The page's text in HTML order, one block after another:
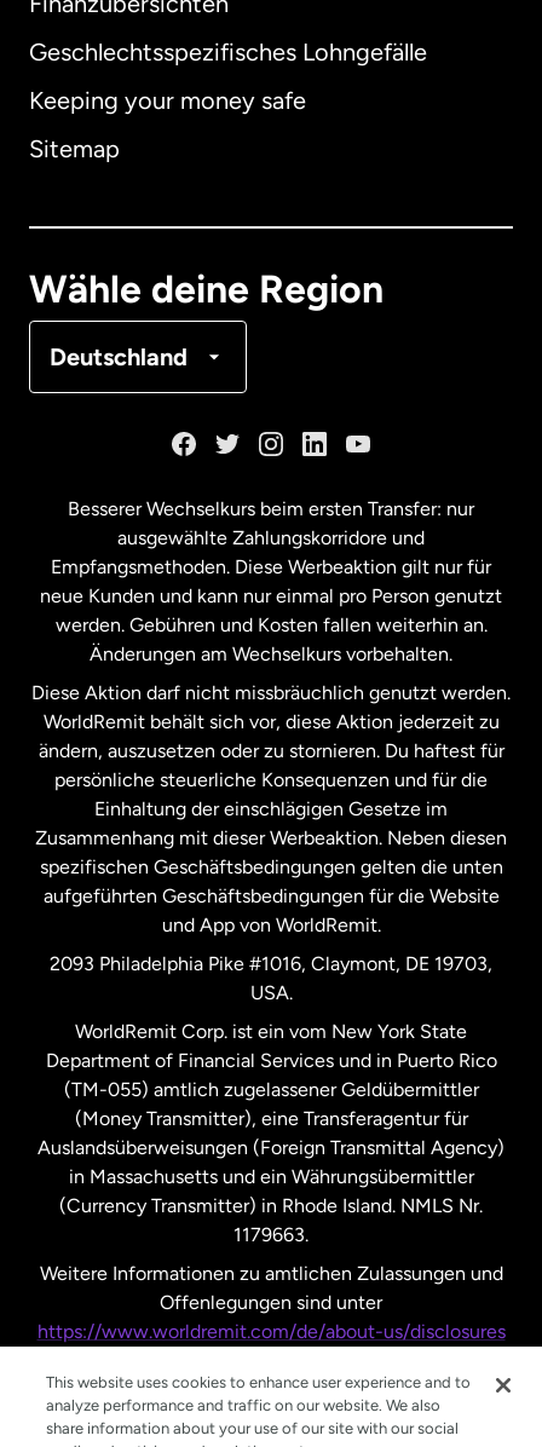
Geschlechtsspezifisches Lohngefälle
Keeping your money safe
Sitemap
Wähle deine Region
Deutschland
Australien
Malaysia
Neuseeland
Niederlande
Schweden
Spanien
Vereinigte Staaten English
Vereinigte Staaten
Vereinigtes Königreich
Besserer Wechselkurs beim ersten Transfer: nur
ausgewählte Zahlungskorridore und
Empfangsmethoden. Diese Werbeaktion gilt nur für
neue Kunden und kann nur einmal pro Person genutzt
werden. Gebühren und Kosten fallen weiterhin an.
Änderungen am Wechselkurs vorbehalten.
Diese Aktion darf nicht missbräuchlich genutzt werden.
WorldRemit behält sich vor, diese Aktion jederzeit zu
ändern, auszusetzen oder zu stornieren. Du haftest für
persönliche steuerliche Konsequenzen und für die
Einhaltung der einschlägigen Gesetze im
Zusammenhang mit dieser Werbeaktion. Neben diesen
spezifischen Geschäftsbedingungen gelten die unten
aufgeführten Geschäftsbedingungen für die Website
und App von WorldRemit.
2093 Philadelphia Pike #1016, Claymont, DE 19703,
USA.
WorldRemit Corp. ist ein vom New York State
Department of Financial Services und in Puerto Rico
(TM-055) amtlich zugelassener Geldübermittler
(Money Transmitter), eine Transferagentur für
Auslandsüberweisungen (Foreign Transmittal Agency)
in Massachusetts und ein Währungsübermittler
(Currency Transmitter) in Rhode Island. NMLS Nr.
1179663.
Weitere Informationen zu amtlichen Zulassungen und
Offenlegungen sind unter
https://www.worldremit.com/de/about-us/disclosures
This website uses cookies to enhance user experience and to
analyze performance and traffic on our website. We also
share information about your use of our site with our social